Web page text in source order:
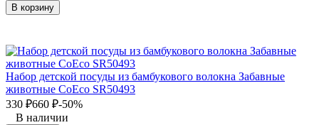
В корзину
Набор детской посуды из бамбукового волокна Забавные
животные CoEco SR50493
330 ₽660 ₽-50%
В наличии